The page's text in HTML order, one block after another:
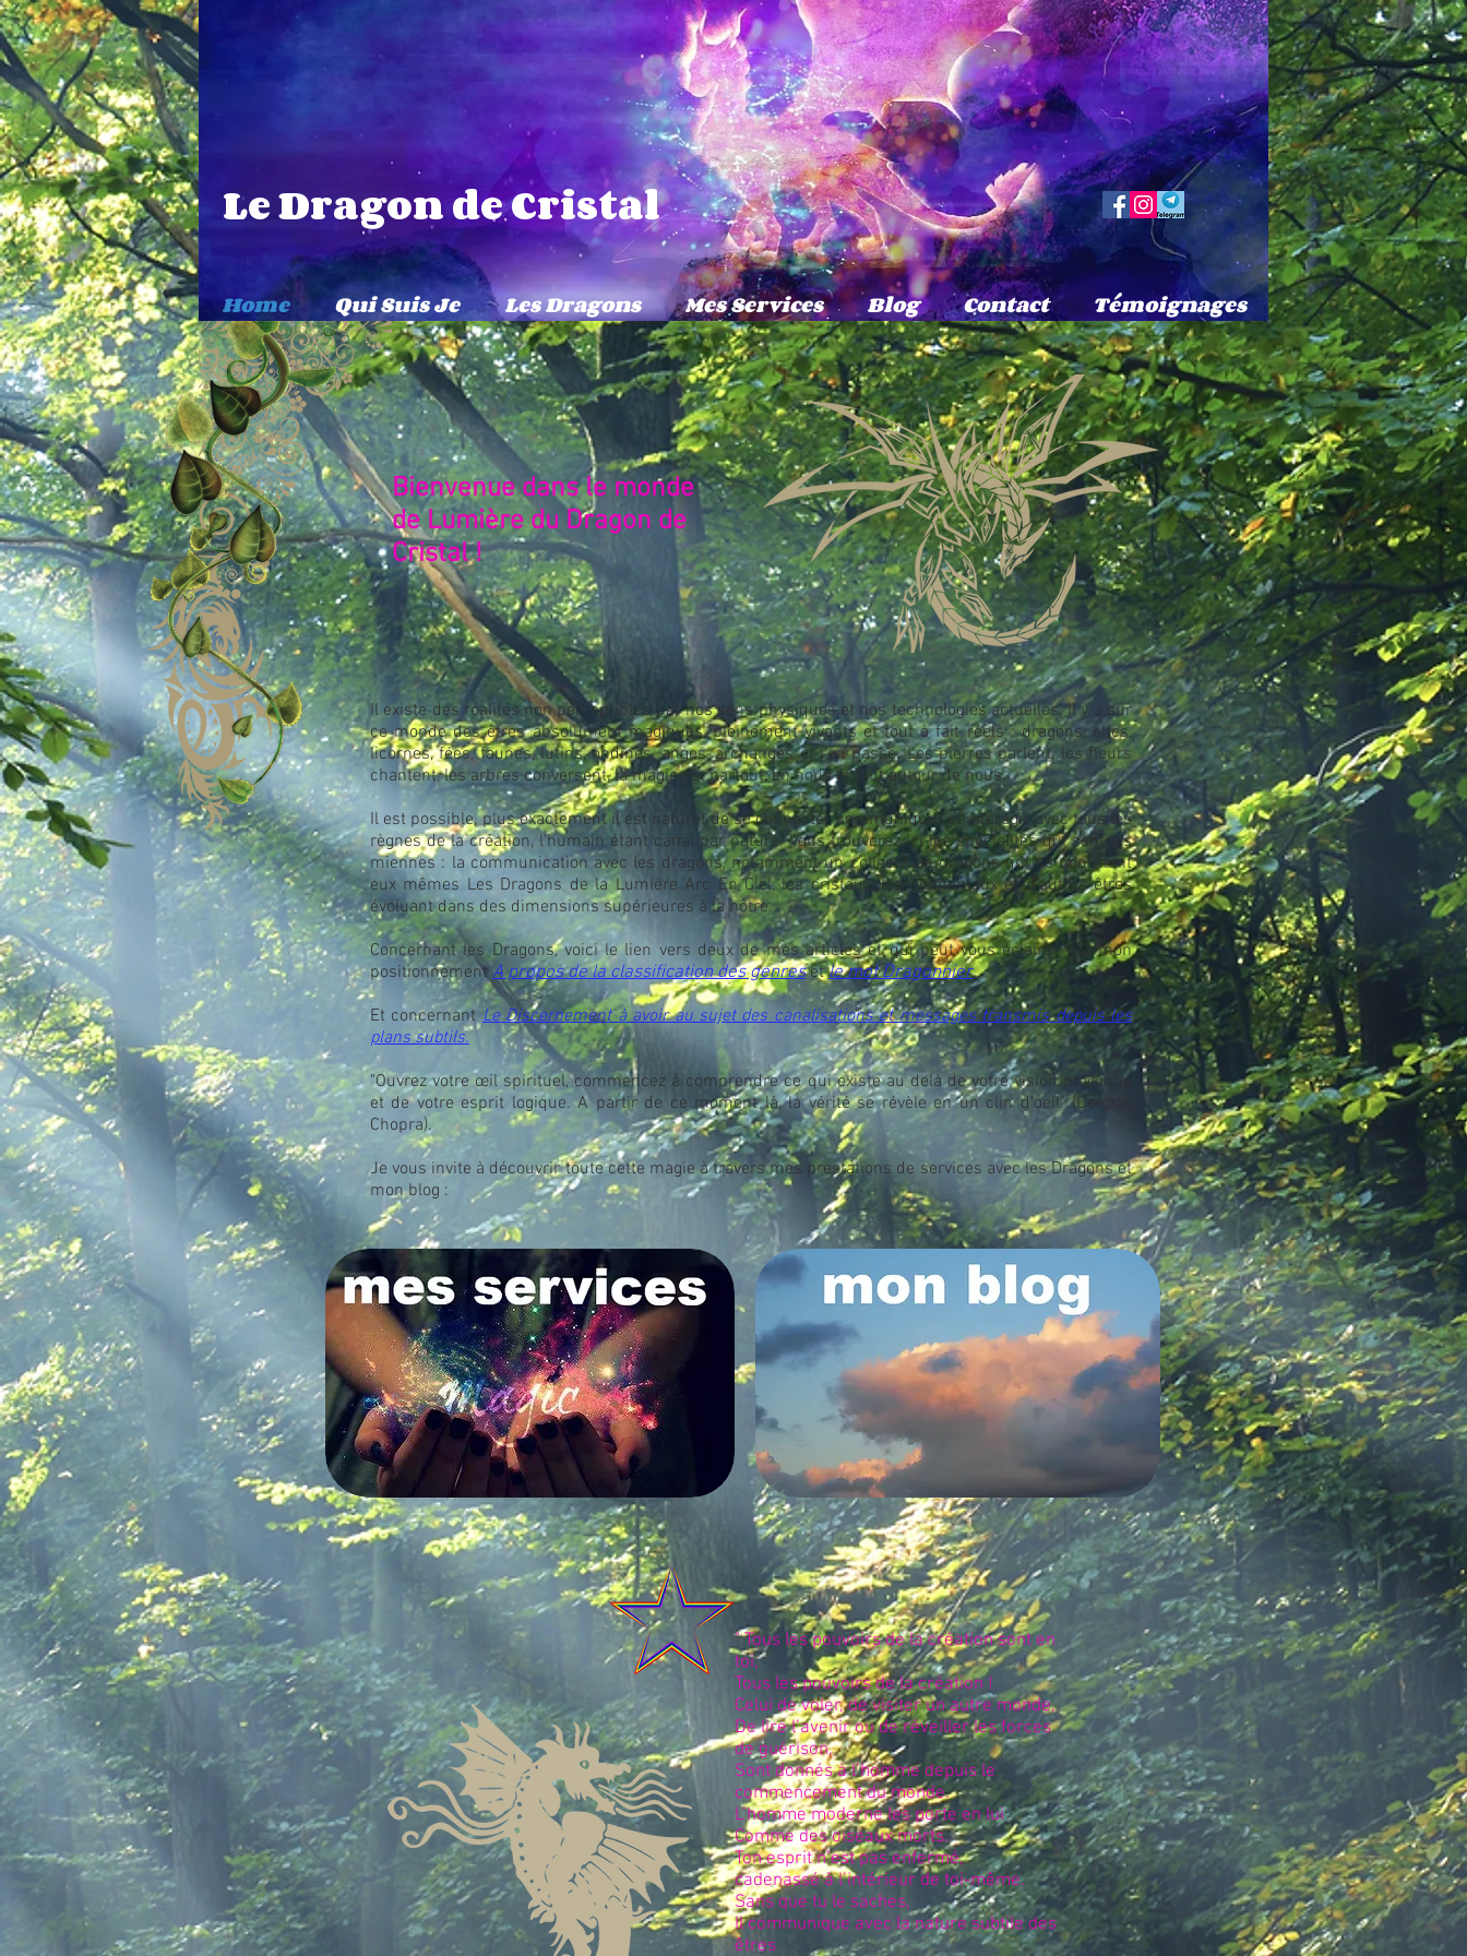
Le Dragon de Cristal
Home Qui Suis Je Les Dragons Mes Services Blog Contact Témoignages
Bienvenue dans le monde
de Lumière du Dragon de
Cristal !
Il existe des réalités non perceptibles par nos sens physiques et nos technologies actuelles. Il y a sur
ce monde des êtres absolument magiques, pleinement vivants et tout à fait réels : dragons, elfes,
licornes, fées, faunes, lutins, ondines, anges, archanges et j'en passe. Les pierres parlent, les fleurs
chantent, les arbres conversent, la magie est partout, en nous et tout autour de nous.
Il est possible, plus exactement il est naturel de se connecter, communiquer et interagir avec tous les
règnes de la création, l'humain étant canal par nature. Vous trouverez ici les spécialités qui sont les
miennes : la communication avec les dragons, notamment un collectif de dragons qui se nomment
eux mêmes Les Dragons de la Lumière Arc En Ciel, les cristaux, les élémentaux et d'autres êtres
évoluant dans des dimensions supérieures à la nôtre.
Concernant les Dragons, voici le lien vers deux de mes articles et qui peut vous éclairer sur mon
positionnementA propos de la classification des genresetle mot Dragonnier.
Et concernantLe Discernement à avoir au sujet des canalisations et messages transmis depuis les
plans subtils.
"Ouvrez votre œil spirituel, commencez à comprendre ce qui existe au delà de votre vision physique
et de votre esprit logique. A partir de ce moment là, la vérité se révèle en un clin d'oeil" (Deepak
Chopra).
Je vous invite à découvrir toute cette magie à travers mes prestations de services avec les Dragons et
mon blog :
" Tous les pouvoirs de la création sont en
toi,
Tous les pouvoirs de la création !
Celui de voler, de visiter un autre monde,
De lire l’avenir ou de réveiller les forces
de guérison,
Sont donnés à l’homme depuis le
commencement du monde.
L’homme moderne les porte en lui
Comme des oiseaux morts.
Ton esprit n’est pas enfermé,
cadenassé à l’intérieur de toi-même.
Sans que tu le saches,
Il communique avec la nature subtile des
êtres